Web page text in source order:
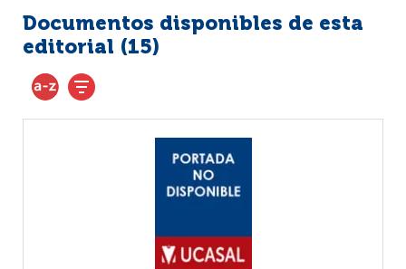
Documentos disponibles de esta
editorial (15)